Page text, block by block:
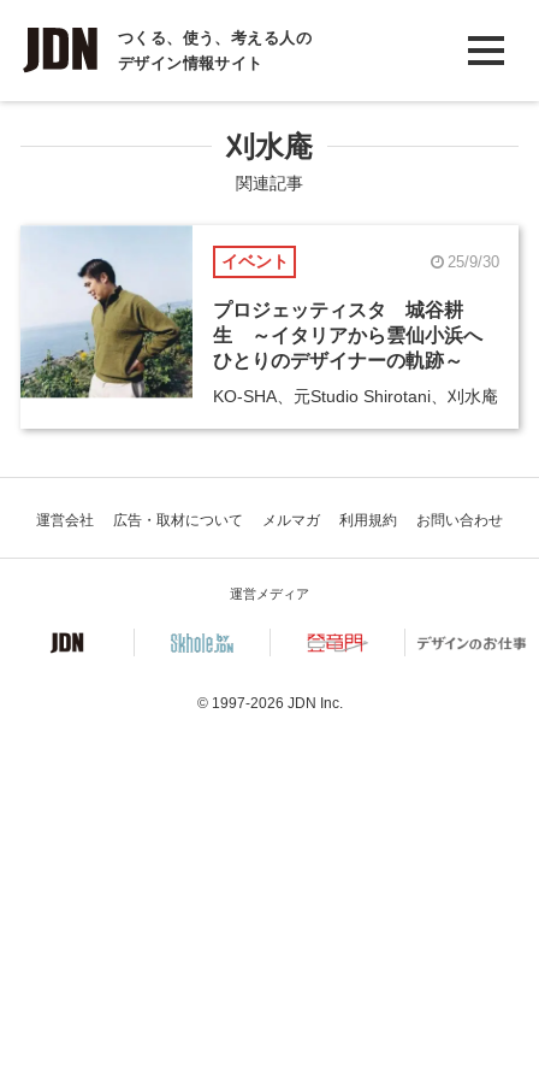
つくる、使う、考える人の
デザイン情報サイト
INTERVIEW
インタビュー
COLUMN
コラム
刈水庵
関連記事
イベント 25/9/30
プロジェッティスタ 城谷耕
生 ～イタリアから雲仙小浜へ
ひとりのデザイナーの軌跡～
KO-SHA、元Studio Shirotani、刈水庵
運営会社 広告・取材について メルマガ 利用規約 お問い合わせ
運営メディア
© 1997-2026 JDN Inc.